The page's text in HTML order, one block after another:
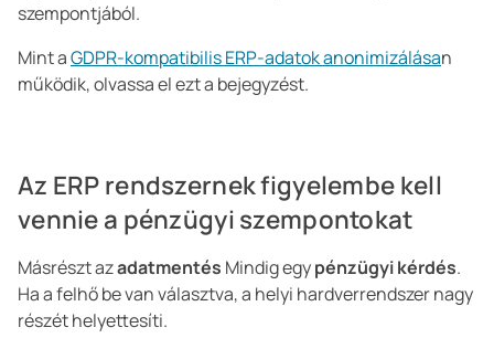
szempontjából.
Mint aGDPR-kompatibilis ERP-adatok anonimizálásan
működik, olvassa el ezt a bejegyzést.
Az ERP rendszernek figyelembe kell
vennie a pénzügyi szempontokat
Másrészt azadatmentés Mindig egypénzügyi kérdés.
Ha a felhő be van választva, a helyi hardverrendszer nagy
részét helyettesíti.